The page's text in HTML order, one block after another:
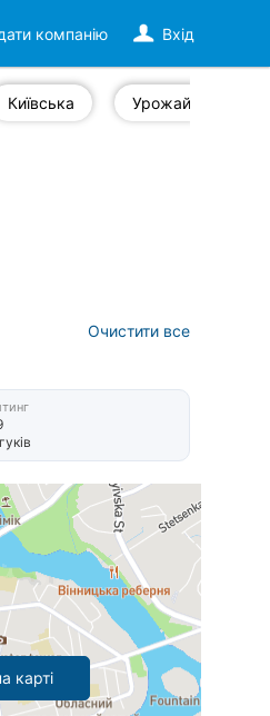
Вхід
компанію
Київська Урожай
Очистити все
карті